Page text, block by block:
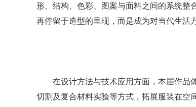
形、结构、色彩、图案与面料之间的系统整
再停留于造型的呈现，而是成为对当代生活
在设计方法与技术应用方面，本届作品
切割及复合材料实验等方式，拓展服装在空